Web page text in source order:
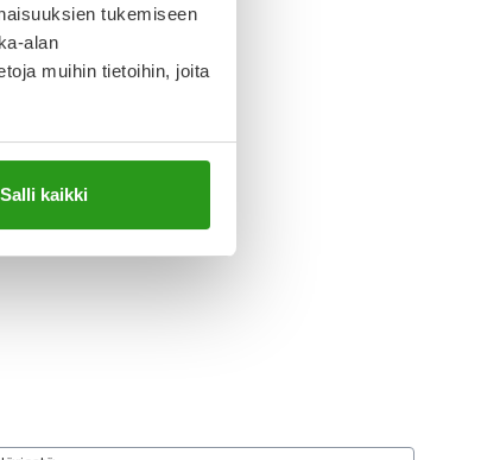
tukemiseen
alan
muihin tietoihin, joita
Salli kaikki